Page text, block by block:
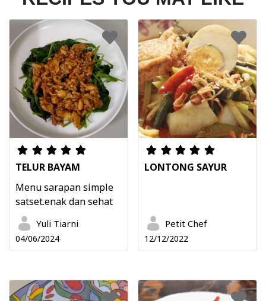
TELUR BAYAM
Menu sarapan simple
satset.enak dan sehat
Yuli Tiarni
04/06/2024
LONTONG SAYUR
Petit Chef
12/12/2022